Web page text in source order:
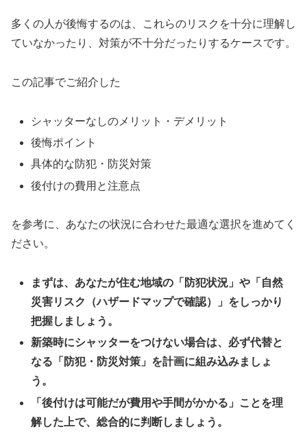
多くの人が後悔するのは、これらのリスクを十分に理解し
ていなかったり、対策が不十分だったりするケースです。
この記事でご紹介した
シャッターなしのメリット・デメリット
後悔ポイント
具体的な防犯・防災対策
後付けの費用と注意点
を参考に、あなたの状況に合わせた最適な選択を進めてく
ださい。
まずは、あなたが住む地域の「防犯状況」や「自然
災害リスク（ハザードマップで確認）」をしっかり
把握しましょう。
新築時にシャッターをつけない場合は、必ず代替と
なる「防犯・防災対策」を計画に組み込みましょ
う。
「後付けは可能だが費用や手間がかかる」ことを理
解した上で、総合的に判断しましょう。